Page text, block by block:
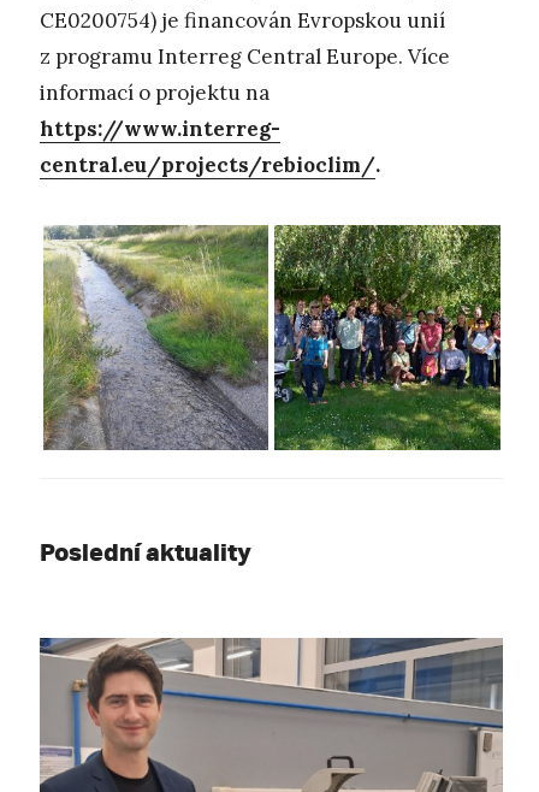
CE0200754) je financován Evropskou unií
z programu Interreg Central Europe. Více
informací o projektu na
https://www.interreg-
central.eu/projects/rebioclim/.
Poslední aktuality